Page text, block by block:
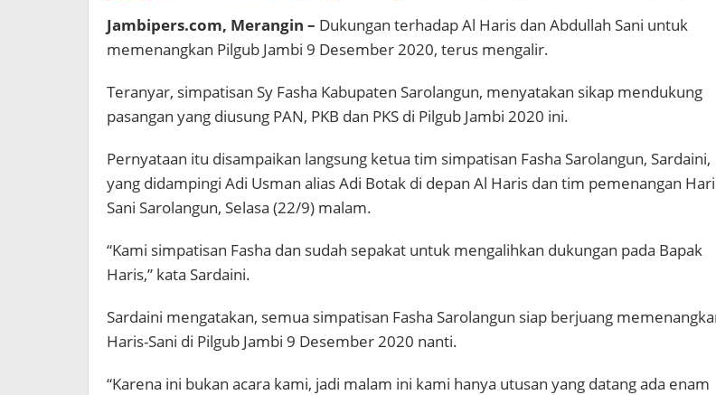
Jambipers.com, Merangin – Dukungan terhadap Al Haris dan Abdullah Sani untuk
memenangkan Pilgub Jambi 9 Desember 2020, terus mengalir.
Teranyar, simpatisan Sy Fasha Kabupaten Sarolangun, menyatakan sikap mendukung
pasangan yang diusung PAN, PKB dan PKS di Pilgub Jambi 2020 ini.
Pernyataan itu disampaikan langsung ketua tim simpatisan Fasha Sarolangun, Sardaini,
yang didampingi Adi Usman alias Adi Botak di depan Al Haris dan tim pemenangan
Sani Sarolangun, Selasa (22/9) malam.
“Kami simpatisan Fasha dan sudah sepakat untuk mengalihkan dukungan pada Bapak
Haris,” kata Sardaini.
Sardaini mengatakan, semua simpatisan Fasha Sarolangun siap berjuang
Haris-Sani di Pilgub Jambi 9 Desember 2020 nanti.
“Karena ini bukan acara kami, jadi malam ini kami hanya utusan yang datang ada enam